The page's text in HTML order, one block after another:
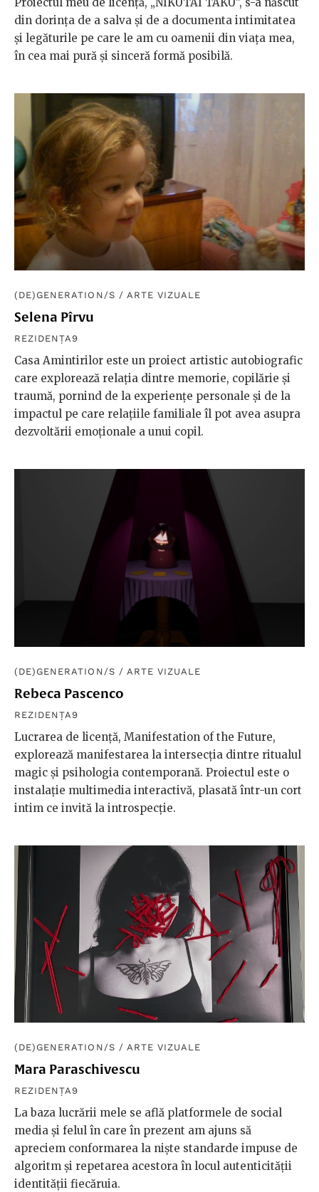
din dorința de a salva și de a documenta intimitatea
și legăturile pe care le am cu oamenii din viața mea,
în cea mai pură și sinceră formă posibilă.
(DE)GENERATION/S / ARTE VIZUALE
Selena Pîrvu
REZIDENȚA9
Casa Amintirilor este un proiect artistic autobiografic
care explorează relația dintre memorie, copilărie și
traumă, pornind de la experiențe personale și de la
impactul pe care relațiile familiale îl pot avea asupra
dezvoltării emoționale a unui copil.
(DE)GENERATION/S / ARTE VIZUALE
Rebeca Pascenco
REZIDENȚA9
Lucrarea de licență, Manifestation of the Future,
explorează manifestarea la intersecția dintre ritualul
magic și psihologia contemporană. Proiectul este o
instalație multimedia interactivă, plasată într-un cort
intim ce invită la introspecție.
(DE)GENERATION/S / ARTE VIZUALE
Mara Paraschivescu
REZIDENȚA9
La baza lucrării mele se află platformele de social
media şi felul în care în prezent am ajuns să
apreciem conformarea la nişte standarde impuse de
algoritm şi repetarea acestora în locul autenticității
identității fiecăruia.